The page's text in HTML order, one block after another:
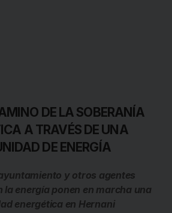
DE LA SOBERANÍA
A TRAVÉS DE UNA
DE ENERGÍA
y otros agentes
la energía ponen en marcha una
energética en Hernani